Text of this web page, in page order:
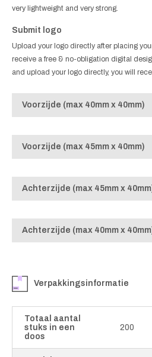
very lightweight and very strong.
Submit logo
Upload your logo directly after placing
receive a free & no-obligation digital
and upload your logo directly, you will
Voorzijde (max 40mm x 40mm)
Voorzijde (max 45mm x 40mm)
Achterzijde (max 45mm x
Achterzijde (max 40mm x
Verpakkingsinformatie
Totaal aantal
stuks in een
doos
200